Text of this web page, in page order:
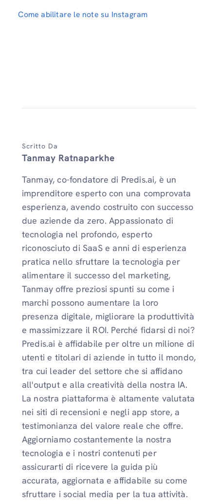
Come abilitare le note su Instagram
Scritto Da
Tanmay Ratnaparkhe
Tanmay, co-fondatore di Predis.ai, è un
imprenditore esperto con una comprovata
esperienza, avendo costruito con successo
due aziende da zero. Appassionato di
tecnologia nel profondo, esperto
riconosciuto di SaaS e anni di esperienza
pratica nello sfruttare la tecnologia per
alimentare il successo del marketing,
Tanmay offre preziosi spunti su come i
marchi possono aumentare la loro
presenza digitale, migliorare la produttività
e massimizzare il ROI. Perché fidarsi di noi?
Predis.ai è affidabile per oltre un milione di
utenti e titolari di aziende in tutto il mondo,
tra cui leader del settore che si affidano
all'output e alla creatività della nostra IA.
La nostra piattaforma è altamente valutata
nei siti di recensioni e negli app store, a
testimonianza del valore reale che offre.
Aggiorniamo costantemente la nostra
tecnologia e i nostri contenuti per
assicurarti di ricevere la guida più
accurata, aggiornata e affidabile su come
sfruttare i social media per la tua attività.